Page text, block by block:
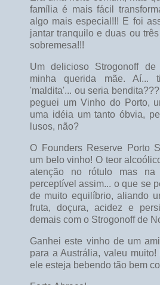
família é mais fácil
algo mais especial!!! E foi
jantar tranquilo e duas ou
sobremesa!!!
Um delicioso Strogonoff
minha querida mãe. Aí...
'maldita'... ou seria
peguei um Vinho do Porto,
uma idéia um tanto óbvia,
lusos, não?
O Founders Reserve Porto
um belo vinho! O teor
atenção no rótulo mas
perceptível assim... o que se
de muito equilíbrio, aliando
fruta, doçura, acidez e
demais com o Strogonoff de
Ganhei este vinho de um
para a Austrália, valeu
ele esteja bebendo tão bem